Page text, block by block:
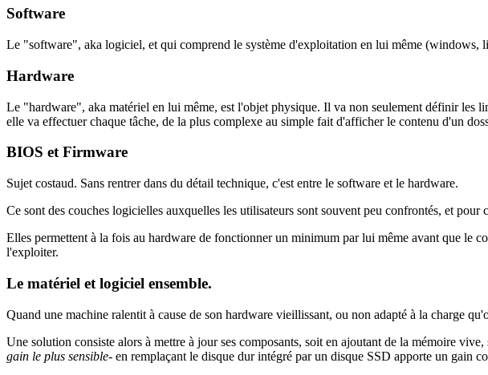
Software
Le "software", aka logiciel, et qui comprend le système d'exploitation en lui même
Hardware
Le "hardware", aka matériel en lui même, est l'objet physique. Il va non seulement définir les
elle va effectuer chaque tâche, de la plus complexe au simple fait d'afficher le contenu d'un
BIOS et Firmware
Sujet costaud. Sans rentrer dans du détail technique, c'est entre le software et le hardware.
Ce sont des couches logicielles auxquelles les utilisateurs sont souvent peu confrontés, et pour
Elles permettent à la fois au hardware de fonctionner un minimum par lui même avant que le
l'exploiter.
Le matériel et logiciel ensemble.
Quand une machine ralentit à cause de son hardware vieillissant, ou non adapté à la charge
Une solution consiste alors à mettre à jour ses composants, soit en ajoutant de la mémoire
gain le plus sensible- en remplaçant le disque dur intégré par un disque SSD apporte un gain